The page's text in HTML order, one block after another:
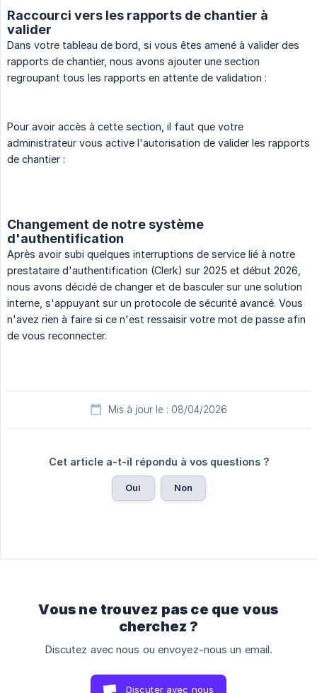
Raccourci vers les rapports de chantier à
valider
Dans votre tableau de bord, si vous êtes amené à valider des
rapports de chantier, nous avons ajouter une section
regroupant tous les rapports en attente de validation :
Pour avoir accès à cette section, il faut que votre
administrateur vous active l'autorisation de valider les rapports
de chantier :
Changement de notre système
d'authentification
Après avoir subi quelques interruptions de service lié à notre
prestataire d'authentification (Clerk) sur 2025 et début 2026,
nous avons décidé de changer et de basculer sur une solution
interne, s'appuyant sur un protocole de sécurité avancé. Vous
n'avez rien à faire si ce n'est ressaisir votre mot de passe afin
de vous reconnecter.
Mis à jour le : 08/04/2026
Cet article a-t-il répondu à vos questions ?
Oui Non
Vous ne trouvez pas ce que vous
cherchez ?
Discutez avec nous ou envoyez-nous un email.
Discuter avec nous